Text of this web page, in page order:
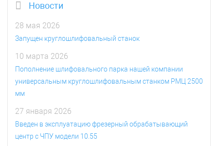
Новости
28 мая 2026
Запущен круглошлифовальный станок
10 марта 2026
Пополнение шлифовального парка нашей компании
универсальным круглошлифовальным станком РМЦ 2500
мм
27 января 2026
Введен в эксплуатацию фрезерный обрабатывающий
центр с ЧПУ модели 10.55